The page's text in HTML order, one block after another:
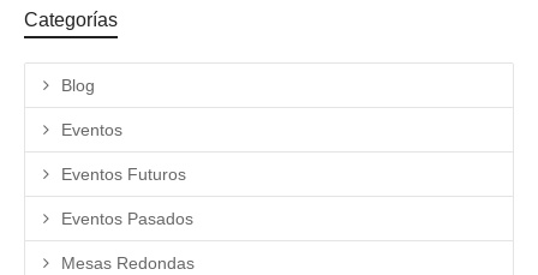
Categorías
Blog
Eventos
Eventos Futuros
Eventos Pasados
Mesas Redondas